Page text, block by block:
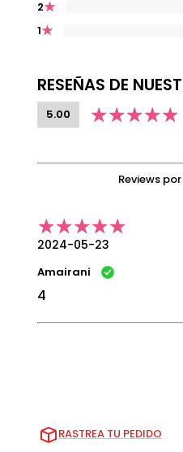
2★
1★
RESEÑAS DE
5.00
Reviews
2024-05-23
Amairani
4
RASTREA TU PEDIDO